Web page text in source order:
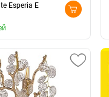
Esperia E